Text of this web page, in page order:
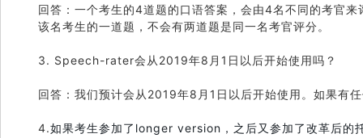
回答：一个考生的4道题的口语答案，会由4名不同的考官
该名考生的一道题，不会有两道题是同一名考官评分。
3. Speech-rater会从2019年8月1日以后开始使用吗？
回答：我们预计会从2019年8月1日以后开始使用。如果有
4.如果考生参加了longer version，之后又参加了改革后的